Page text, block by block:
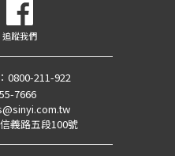
追蹤我們
0800-211-922
7666
義路五段100號